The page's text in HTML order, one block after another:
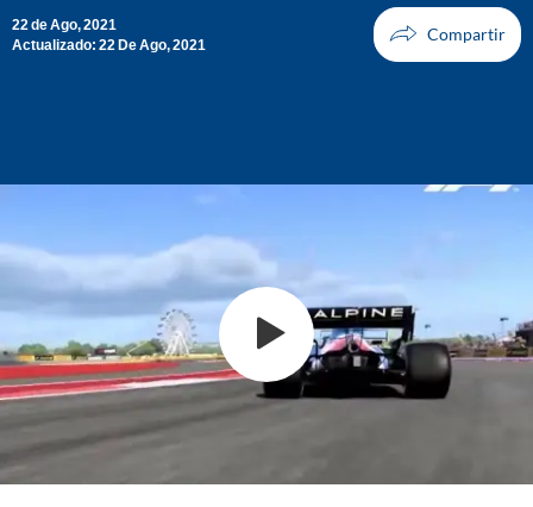
22 de Ago, 2021
Actualizado: 22 De Ago, 2021